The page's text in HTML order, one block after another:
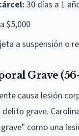
30 días a 1
$5,000
a suspensión o
Grave
causa lesión
delito grave.
como una